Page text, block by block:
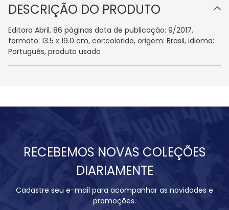
DESCRIÇÃO DO PRODUTO
Editora Abril, 86 páginas data de publicação: 9/2017,
formato: 13.5 x 19.0 cm, cor:colorido, origem: Brasil, idioma:
Português, produto usado
RECEBEMOS NOVAS COLEÇÕES
DIARIAMENTE
Cadastre seu e-mail para acompanhar as novidades e
promoções.